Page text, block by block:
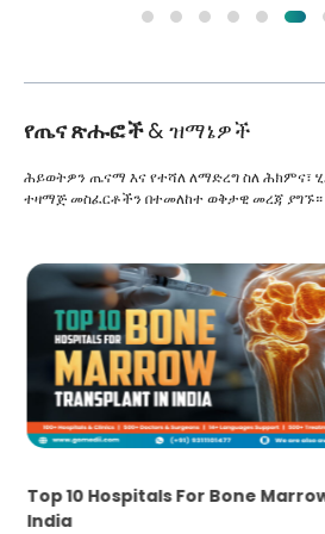
የጤና ጽሑፎች& ዝማኔዎች
ሕይወትዎን ጤናማ እና የተሻለ ለማድረግ ስለ ሕክምና፣
ተዛማጅ መስፈርቶችን በተመለከተ ወቅታዊ መረጃ ያግኙ።
Recognizing Critical
Lobe Brain Tumor Could Save